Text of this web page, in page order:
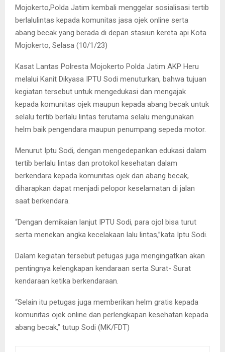
Mojokerto,Polda Jatim kembali menggelar sosialisasi tertib
berlalulintas kepada komunitas jasa ojek online serta
abang becak yang berada di depan stasiun kereta api Kota
Mojokerto, Selasa (10/1/23)
Kasat Lantas Polresta Mojokerto Polda Jatim AKP Heru
melalui Kanit Dikyasa IPTU Sodi menuturkan, bahwa tujuan
kegiatan tersebut untuk mengedukasi dan mengajak
kepada komunitas ojek maupun kepada abang becak untuk
selalu tertib berlalu lintas terutama selalu mengunakan
helm baik pengendara maupun penumpang sepeda motor.
Menurut Iptu Sodi, dengan mengedepankan edukasi dalam
tertib berlalu lintas dan protokol kesehatan dalam
berkendara kepada komunitas ojek dan abang becak,
diharapkan dapat menjadi pelopor keselamatan di jalan
saat berkendara.
“Dengan demikaian lanjut IPTU Sodi, para ojol bisa turut
serta menekan angka kecelakaan lalu lintas,”kata Iptu Sodi.
Dalam kegiatan tersebut petugas juga mengingatkan akan
pentingnya kelengkapan kendaraan serta Surat- Surat
kendaraan ketika berkendaraan.
“Selain itu petugas juga memberikan helm gratis kepada
komunitas ojek online dan perlengkapan kesehatan kepada
abang becak,” tutup Sodi (MK/FDT)